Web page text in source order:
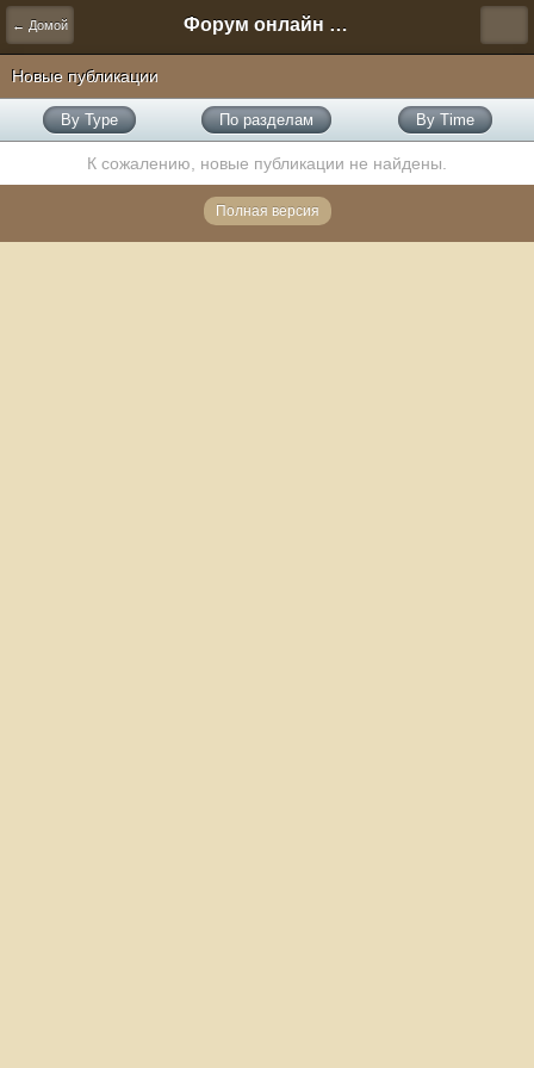
← Домой Форум онлайн игры "Новая Эра" (Нюра Биз)
Новые публикации
By Type По разделам By Time
К сожалению, новые публикации не найдены.
Полная версия